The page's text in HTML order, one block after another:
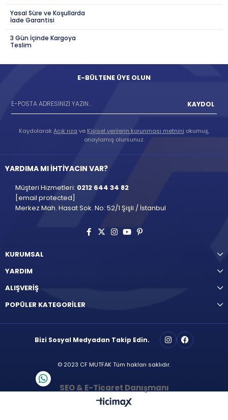
Yasal Süre ve Koşullarda
İade Garantisi
3 Gün İçinde Kargoya
Teslim
E-BÜLTENE ÜYE OLUN
KAYDOL
KaydolarakAçık rıza ve Kişisel verilerin korunması metnini okumuş,
onaylamış olursunuz.
YARDIMA MI İHTİYACIN VAR?
Müşteri Hizmetleri: 0212 644 34 82
[email protected]
Merkez Mah. Hasat Sok. No: 52/1 Şişli / İstanbul
KURUMSAL
YARDIM
ALIŞVERİŞ
POPÜLER KATEGORİLER
Bizi Sosyal Medyadan Takip Edin.
© 2023 CF MUTFAK Tüm hakları saklıdır.
SEO & E-Ticaret Danışmanı